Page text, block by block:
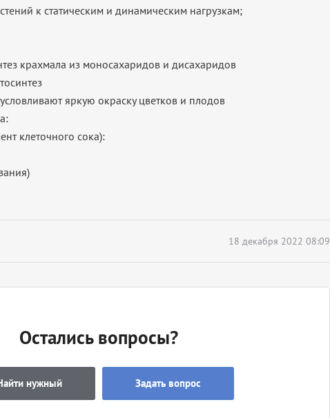
к статическим и динамическим нагрузкам;
крахмала из моносахаридов и дисахаридов
яркую окраску цветков и плодов
клеточного сока):
18 декабря 2022 08:09
Остались вопросы?
нужный Задать вопрос